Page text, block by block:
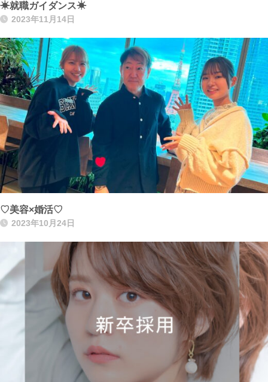
☀就職ガイダンス☀
2023年11月14日
♡美容×婚活♡
2023年10月24日